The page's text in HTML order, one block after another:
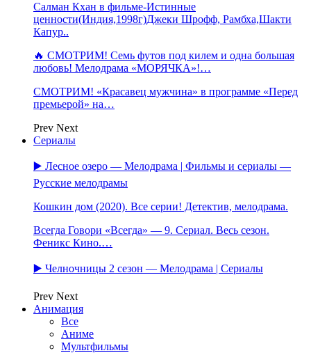
Салман Кхан в фильме-Истинные
ценности(Индия,1998г)Джеки Шрофф, Рамбха,Шакти
Капур..
🔥 СМОТРИМ! Семь футов под килем и одна большая
любовь! Мелодрама «МОРЯЧКА»!…
СМОТРИМ! «Красавец мужчина» в программе «Перед
премьерой» на…
Prev Next
Сериалы
▶️ Лесное озеро — Мелодрама | Фильмы и сериалы —
Русские мелодрамы
Кошкин дом (2020). Все серии! Детектив, мелодрама.
Всегда Говори «Всегда» — 9. Сериал. Весь сезон.
Феникс Кино.…
▶️ Челночницы 2 сезон — Мелодрама | Сериалы
Prev Next
Анимация
Все
Аниме
Мультфильмы